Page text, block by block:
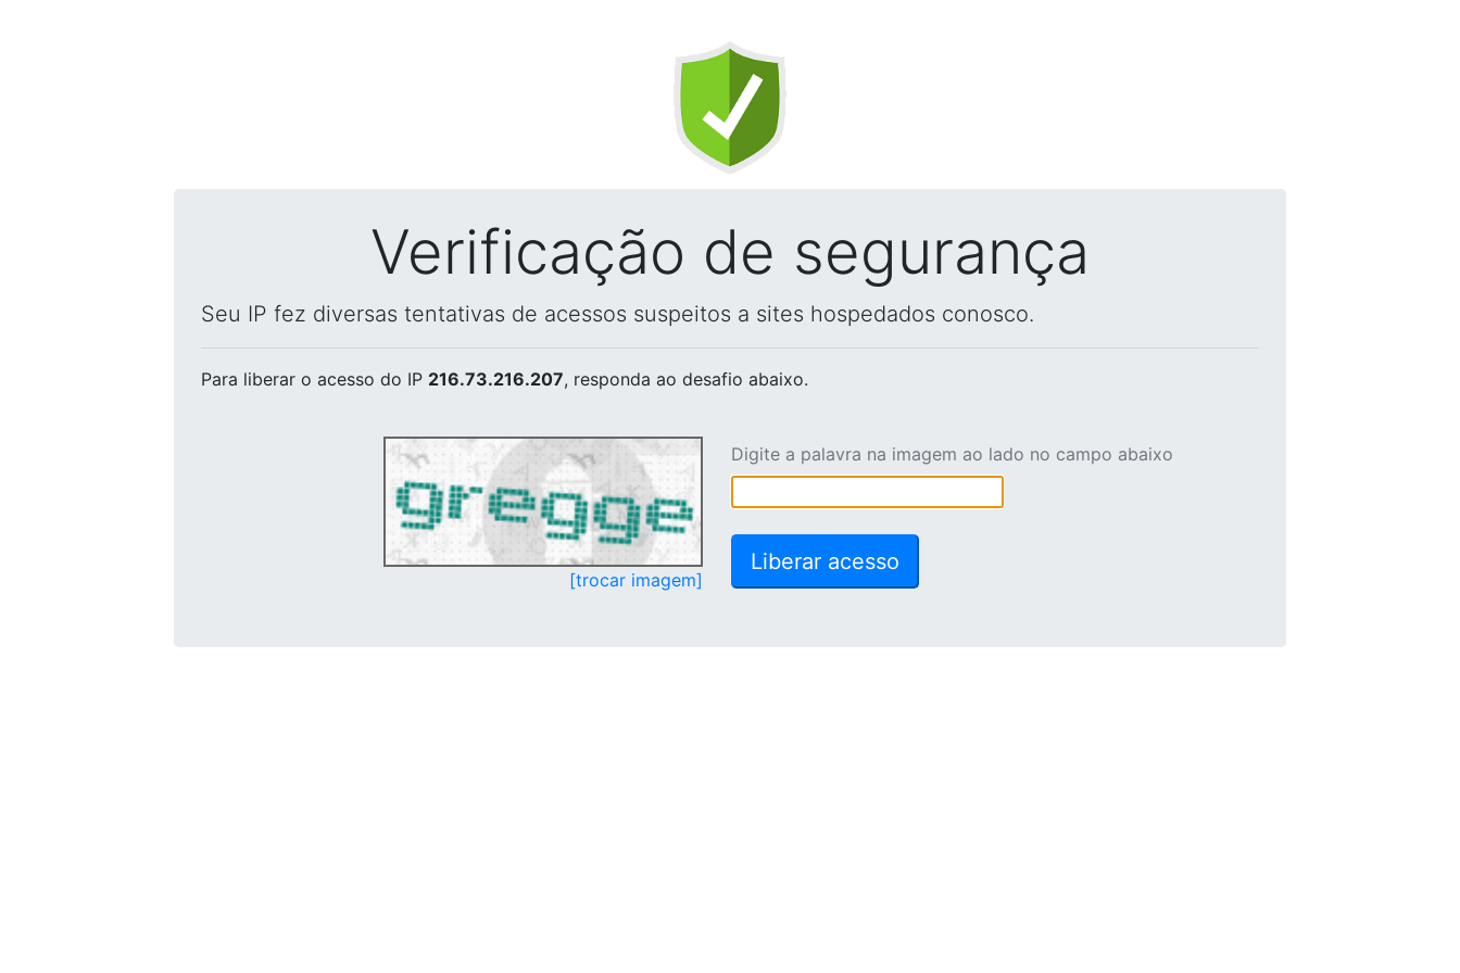
Verificação de segurança
Seu IP fez diversas tentativas de acessos suspeitos a sites hospedados conosco.
Para liberar o acesso do IP 216.73.216.207, responda ao desafio abaixo.
[trocar imagem]
Digite a palavra na imagem ao lado no campo abaixo